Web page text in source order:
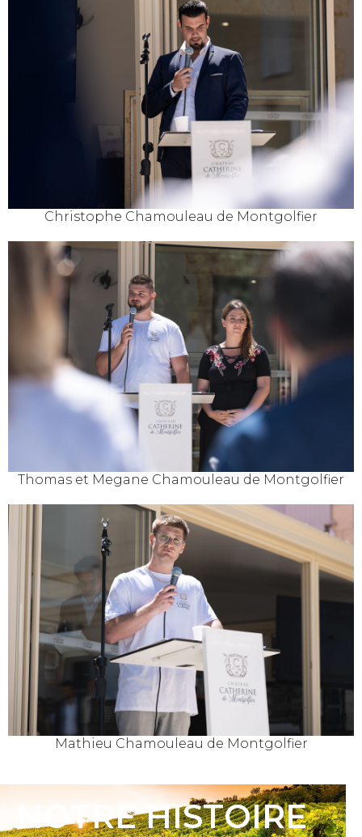
Christophe Chamouleau de Montgolfier
Thomas et Megane Chamouleau de Montgolfier
Mathieu Chamouleau de Montgolfier
NOTRE HISTOIRE